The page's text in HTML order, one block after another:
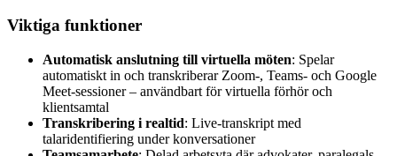
Viktiga funktioner
Automatisk anslutning till virtuella möten: Spelar
automatiskt in och transkriberar Zoom-, Teams- och Google
Meet-sessioner – användbart för virtuella förhör och
klientsamtal
Transkribering i realtid: Live-transkript med
talaridentifiering under konversationer